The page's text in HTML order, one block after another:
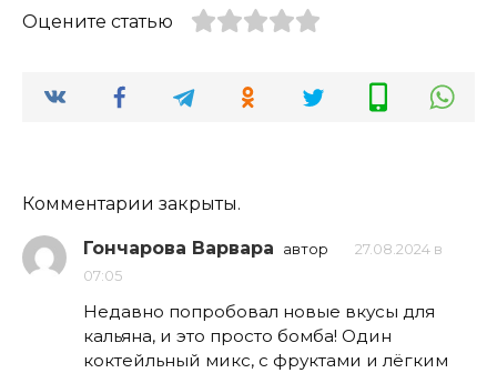
Оцените статью
Комментарии закрыты.
Гончарова Варвара автор
27.08.2024 в
07:05
Недавно попробовал новые вкусы для
кальяна, и это просто бомба! Один
коктейльный микс, с фруктами и лёгким